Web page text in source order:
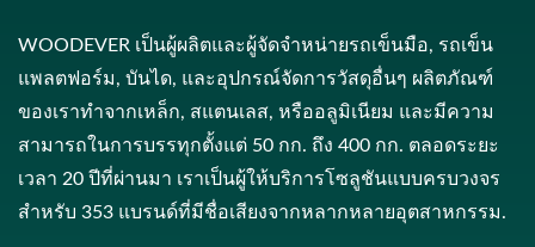
WOODEVER เป็นผู้ผลิตและผู้จัดจำหน่ายรถเข็นมือ, รถเข็น
แพลตฟอร์ม, บันได, และอุปกรณ์จัดการวัสดุอื่นๆ ผลิตภัณฑ์
ของเราทำจากเหล็ก, สแตนเลส, หรืออลูมิเนียม และมีความ
สามารถในการบรรทุกตั้งแต่ 50 กก. ถึง 400 กก. ตลอดระยะ
เวลา 20 ปีที่ผ่านมา เราเป็นผู้ให้บริการโซลูชันแบบครบวงจร
สำหรับ 353 แบรนด์ที่มีชื่อเสียงจากหลากหลายอุตสาหกรรม.